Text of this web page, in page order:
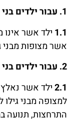
1. עבור ילדים בני 3 חודשים עד גיל 3
1.1 ילד אשר אינו
אשר מצופות מבני
2. עבור ילדים בני 3 חודשים עד גיל 18 ו- 3 חודשים
2.1ילד אשר
למצופה מבני גילו
התרחצות, תנועה